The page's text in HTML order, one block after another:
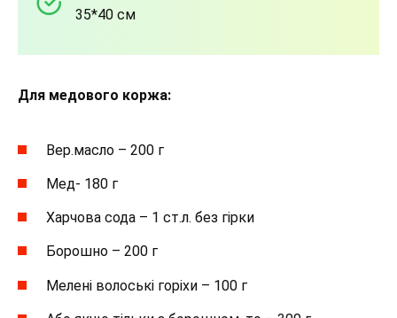
35*40 см
Для медового коржа:
Вер.масло – 200 г
Мед- 180 г
Харчова сода – 1 ст.л. без гірки
Борошно – 200 г
Мелені волоські горіхи – 100 г